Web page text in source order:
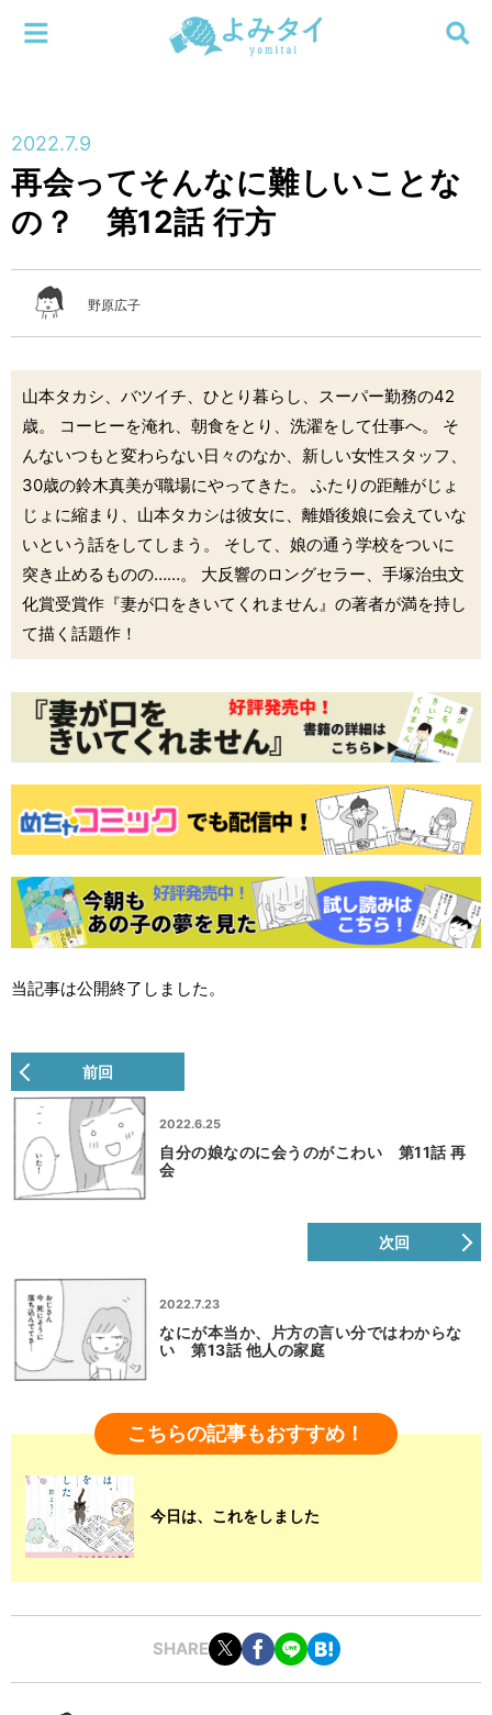
連載
特集
編集部
検索する
メニューを閉じる
2022.7.9
再会ってそんなに難しいことな
の？ 第12話 行方
野原広子
山本タカシ、バツイチ、ひとり暮らし、スーパー勤務の42
歳。 コーヒーを淹れ、朝食をとり、洗濯をして仕事へ。 そ
んないつもと変わらない日々のなか、新しい女性スタッフ、
30歳の鈴木真美が職場にやってきた。 ふたりの距離がじょ
じょに縮まり、山本タカシは彼女に、離婚後娘に会えていな
いという話をしてしまう。 そして、娘の通う学校をついに
突き止めるものの……。 大反響のロングセラー、手塚治虫文
化賞受賞作『妻が口をきいてくれません』の著者が満を持し
て描く話題作！
当記事は公開終了しました。
前回
2022.6.25
自分の娘なのに会うのがこわい 第11話 再
会
次回
2022.7.23
なにが本当か、片方の言い分ではわからな
い 第13話 他人の家庭
こちらの記事もおすすめ！
今日は、これをしました
SHARE